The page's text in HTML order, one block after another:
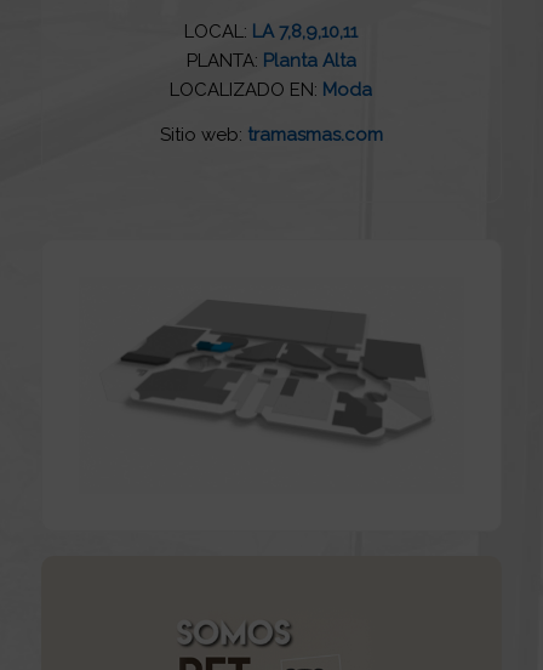
LOCAL: LA 7,8,9,10,11
PLANTA: Planta Alta
LOCALIZADO EN: Moda
Sitio web: tramasmas.com